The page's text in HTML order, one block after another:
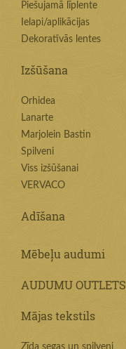
Piešujamā līplente
Ielapi/aplikācijas
Dekoratīvās lentes
Izšūšana
Orhidea
Lanarte
Marjolein Bastin
Spilveni
Viss izšūšanai
VERVACO
Adīšana
Mēbeļu audumi
AUDUMU OUTLETS
Mājas tekstils
Zīda segas un spilveni